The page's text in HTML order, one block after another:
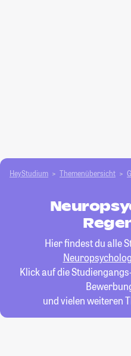
HeyStudium Themenübersicht
Hier findest du alle
Klick auf die
und vielen weiteren